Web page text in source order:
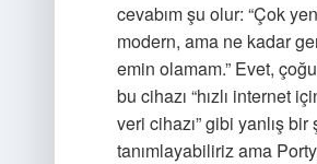
cevabım şu olur: “Çok
modern, ama ne kadar
emin olamam.” Evet,
bu cihazı “hızlı internet
veri cihazı” gibi yanlış
tanımlayabiliriz ama